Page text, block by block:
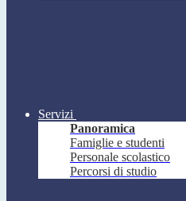
Servizi
Panoramica
Famiglie e studenti
Personale scolastico
Percorsi di studio